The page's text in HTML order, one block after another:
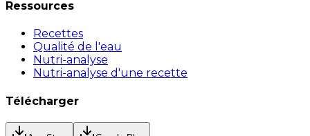
Ressources
Recettes
Qualité de l'eau
Nutri-analyse
Nutri-analyse d'une recette
Télécharger